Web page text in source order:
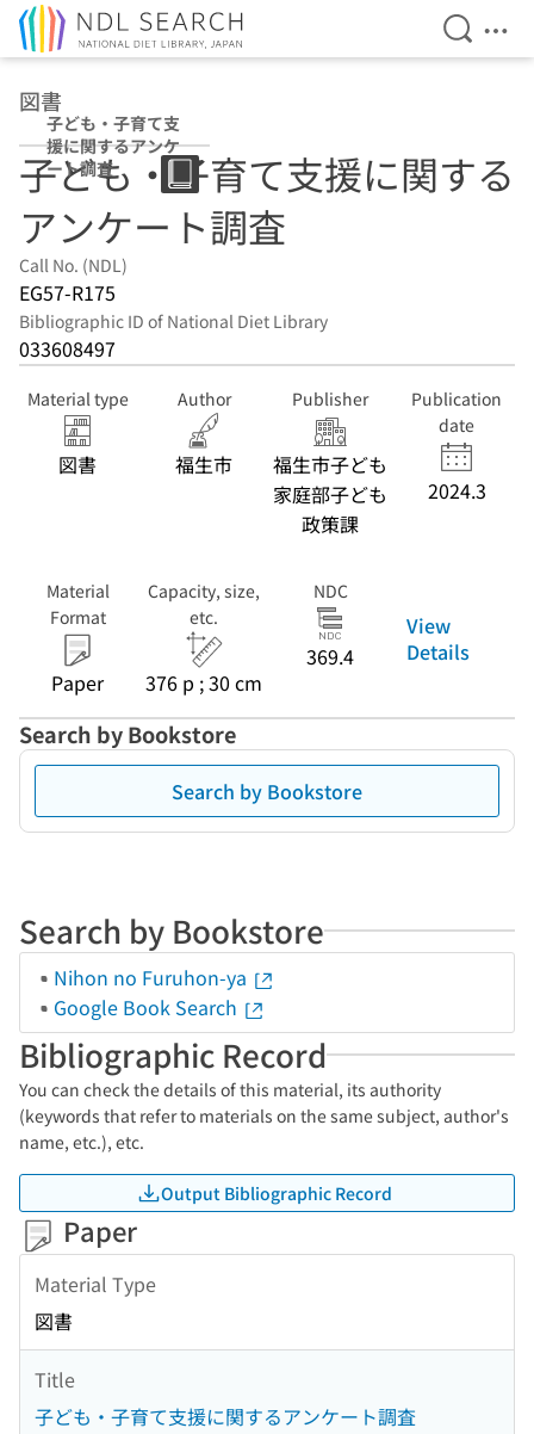
Open
図書
子ども・子育て支
援に関するアンケ
ート調査
子ども・子育て支援に関する
アンケート調査
Call No. (NDL)
EG57-R175
Bibliographic ID of National Diet Library
033608497
Material type
図書
Author
福生市
Publisher
福生市子ども
家庭部子ども
政策課
Publication
date
2024.3
Material
Format
Paper
Capacity, size,
etc.
376 p ; 30 cm
NDC
369.4
View
Details
Search by Bookstore
Search by Bookstore
Search by Bookstore
Nihon no Furuhon-ya
Google Book Search
Bibliographic Record
You can check the details of this material, its authority
(keywords that refer to materials on the same subject, author's
name, etc.), etc.
Output Bibliographic Record
Paper
Material Type
図書
Title
子ども・子育て支援に関するアンケート調査